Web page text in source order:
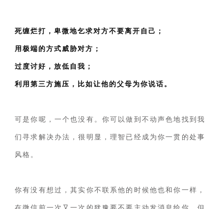
死缠烂打，卑微地乞求对方不要离开自己；
用极端的方式威胁对方；
过度讨好，放低自我；
利用第三方施压，比如让他的父母为你说话。
可是你呢，一个也没有。你可以做到不动声色地找到我
们寻求解决办法，很明显，理智已经成为你一贯的处事
风格。
你有没有想过，其实你不联系他的时候他也和你一样，